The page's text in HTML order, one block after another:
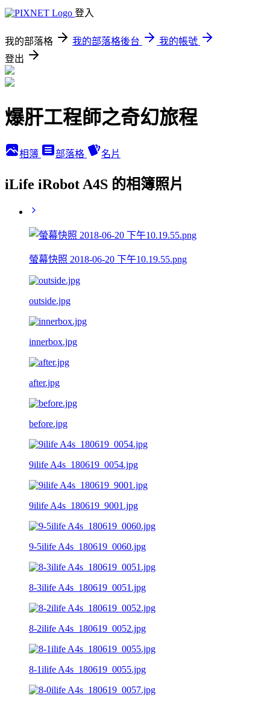
登入
我的部落格 我的部落格後台
我的帳號
登出
爆肝工程師之奇幻旅程
相簿 部落格 名片
iLife iRobot A4S 的相簿照片
螢幕快照 2018-06-20 下午10.19.55.png
outside.jpg
innerbox.jpg
after.jpg
before.jpg
9ilife A4s_180619_0054.jpg
9ilife A4s_180619_9001.jpg
9-5ilife A4s_180619_0060.jpg
8-3ilife A4s_180619_0051.jpg
8-2ilife A4s_180619_0052.jpg
8-1ilife A4s_180619_0055.jpg